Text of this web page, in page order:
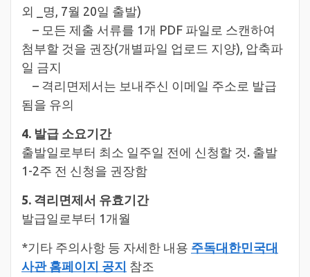
외 _명, 7월 20일 출발)
– 모든 제출 서류를 1개 PDF 파일로 스캔하여
첨부할 것을 권장(개별파일 업로드 지양), 압축파
일 금지
– 격리면제서는 보내주신 이메일 주소로 발급
됨을 유의
4. 발급 소요기간
출발일로부터 최소 일주일 전에 신청할 것. 출발
1-2주 전 신청을 권장함
5. 격리면제서 유효기간
발급일로부터 1개월
*기타 주의사항 등 자세한 내용 주독대한민국대
사관 홈페이지 공지 참조